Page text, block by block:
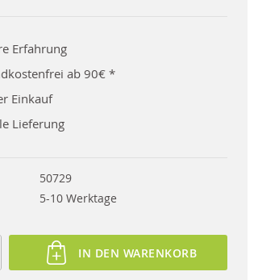
Erfahrung
ab 90€ *
Einkauf
Lieferung
50729
5-10 Werktage
IN DEN WARENKORB